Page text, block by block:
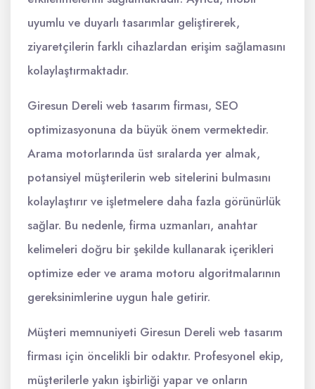
uyumlu ve duyarlı tasarımlar geliştirerek,
ziyaretçilerin farklı cihazlardan erişim sağlamasını
kolaylaştırmaktadır.
Giresun Dereli web tasarım firması, SEO
optimizasyonuna da büyük önem vermektedir.
Arama motorlarında üst sıralarda yer almak,
potansiyel müşterilerin web sitelerini bulmasını
kolaylaştırır ve işletmelere daha fazla görünürlük
sağlar. Bu nedenle, firma uzmanları, anahtar
kelimeleri doğru bir şekilde kullanarak içerikleri
optimize eder ve arama motoru algoritmalarının
gereksinimlerine uygun hale getirir.
Müşteri memnuniyeti Giresun Dereli web tasarım
firması için öncelikli bir odaktır. Profesyonel ekip,
müşterilerle yakın işbirliği yapar ve onların